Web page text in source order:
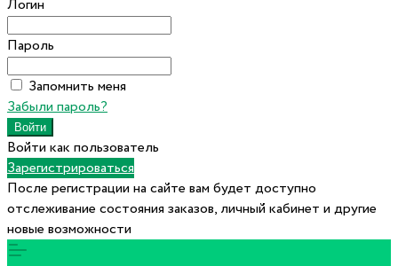
Логин
Пароль
Запомнить меня
Забыли пароль?
Войти как пользователь
Зарегистрироваться
После регистрации на сайте вам будет доступно
отслеживание состояния заказов, личный кабинет и другие
новые возможности